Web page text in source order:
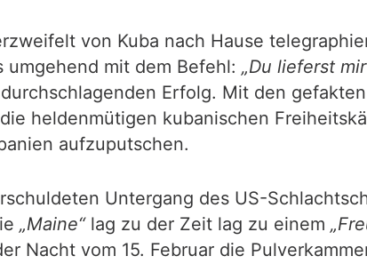
von Kuba nach Hause
mit dem Befehl: „Du lieferst
Erfolg. Mit den
heldenmütigen kubanischen
aufzuputschen.
Untergang des US-
„Maine“lag zu der Zeit lag zu einem
Nacht vom 15. Februar die